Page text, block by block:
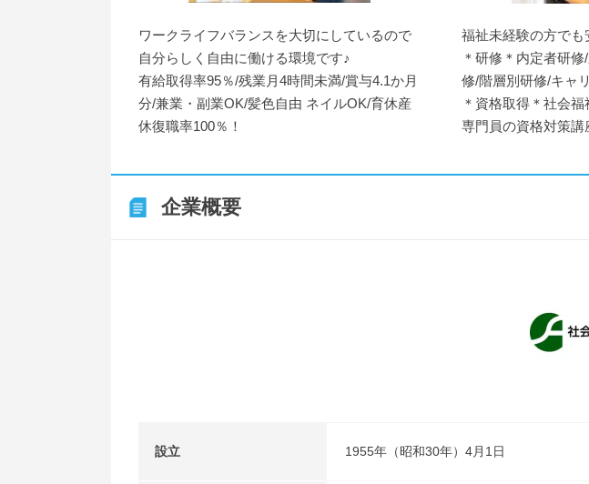
ワークライフバランスを大切にしているので
自分らしく自由に働ける環境です♪
有給取得率95％/残業月4時間未満/賞与4.1か月
分/兼業・副業OK/髪色自由 ネイルOK/育休産
休復職率100％！
福祉未経験の方でも
＊研修＊内定者研
修/階層別研修/キャ
＊資格取得＊社会
専門員の資格対策
企業概要
設立 1955年（昭和30年）4月1日